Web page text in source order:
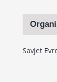
Savjet